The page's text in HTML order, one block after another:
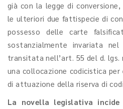
già con la legge di
le ulteriori due fattispecie di
possesso delle carte
sostanzialmente invariata
transitata nell’art. 55 del d. lgs.
una collocazione codicistica
di attuazione della riserva di
La novella legislativa